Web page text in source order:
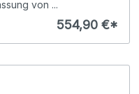
von ...
554,90 €*